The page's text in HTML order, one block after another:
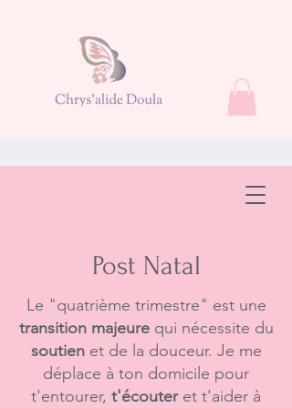
Post Natal
Le "quatrième trimestre" est une
transition majeurequi nécessite du
soutien et de la douceur. Je me
déplace à ton domicile pour
t'entourer, t'écouter et t'aider à